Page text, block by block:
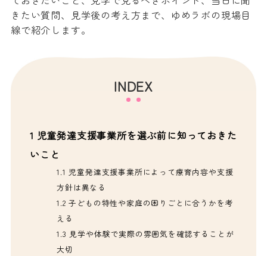
きたい質問、見学後の考え方まで、ゆめラボの現場目
線で紹介します。
INDEX
1 児童発達支援事業所を選ぶ前に知っておきた
いこと
1.1 児童発達支援事業所によって療育内容や支援
方針は異なる
1.2 子どもの特性や家庭の困りごとに合うかを考
える
1.3 見学や体験で実際の雰囲気を確認することが
大切